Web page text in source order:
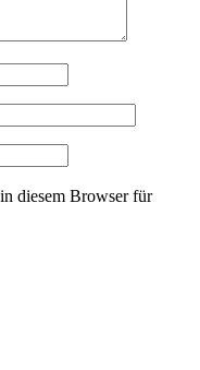
diesem Browser für